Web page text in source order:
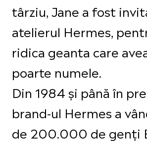
târziu, Jane a fost
atelierul Hermes,
ridica geanta care
poarte numele.
Din 1984 și până în
brand-ul Hermes a
de 200.000 de genți